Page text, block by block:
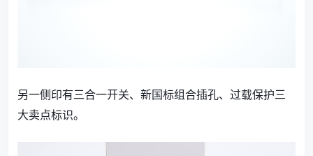
另一侧印有三合一开关、新国标组合插孔、过载保护三
大卖点标识。